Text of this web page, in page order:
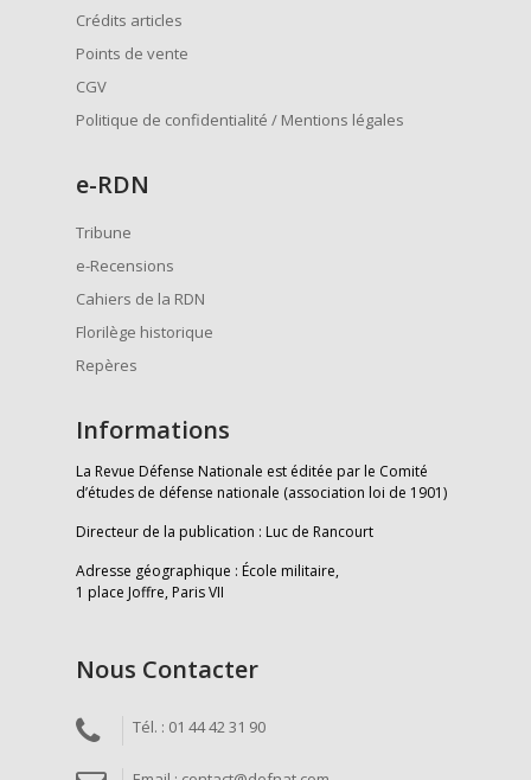
Crédits articles
Points de vente
CGV
Politique de confidentialité / Mentions légales
e-RDN
Tribune
e-Recensions
Cahiers de la RDN
Florilège historique
Repères
Informations
La Revue Défense Nationale est éditée par le Comité
d’études de défense nationale (association loi de 1901)
Directeur de la publication : Luc de Rancourt
Adresse géographique : École militaire,
1 place Joffre, Paris VII
Nous Contacter
Tél. : 01 44 42 31 90